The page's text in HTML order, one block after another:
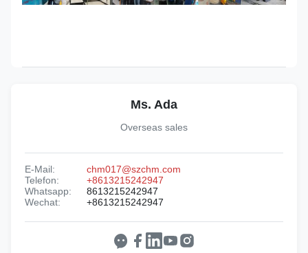
Ms. Ada
Overseas sales
E-Mail:
chm017@szchm.com
Telefon:
+8613215242947
Whatsapp:
8613215242947
Wechat:
+8613215242947